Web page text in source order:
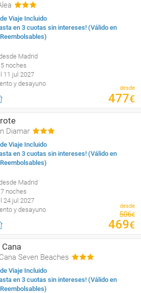
Viaje Incluido
en 3 cuotas sin intereses! (Válido en
Madrid
noches
11 jul 2027
y desayuno
desde
477€
Diamar
Viaje Incluido
en 3 cuotas sin intereses! (Válido en
Madrid
noches
24 jul 2027
y desayuno
desde
506€
469€
Seven Beaches
Viaje Incluido
en 3 cuotas sin intereses! (Válido en